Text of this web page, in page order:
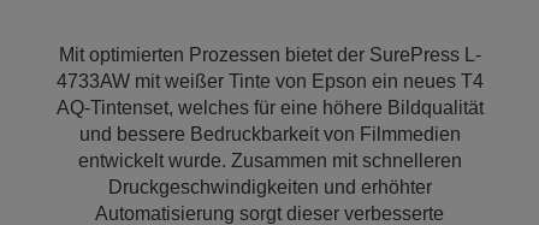
Mit optimierten Prozessen bietet der SurePress L-
4733AW mit weißer Tinte von Epson ein neues T4
AQ-Tintenset, welches für eine höhere Bildqualität
und bessere Bedruckbarkeit von Filmmedien
entwickelt wurde. Zusammen mit schnelleren
Druckgeschwindigkeiten und erhöhter
Automatisierung sorgt dieser verbesserte